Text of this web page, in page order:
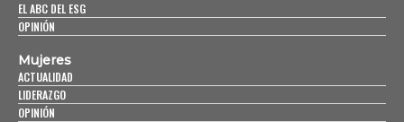
EL ABC DEL ESG
OPINIÓN
Mujeres
ACTUALIDAD
LIDERAZGO
OPINIÓN